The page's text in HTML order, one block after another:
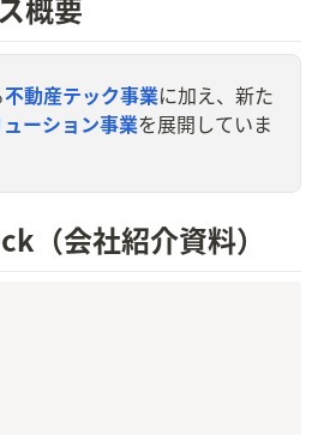
概要
不動産テック事業に加え、新た
ーション事業を展開していま
（会社紹介資料）